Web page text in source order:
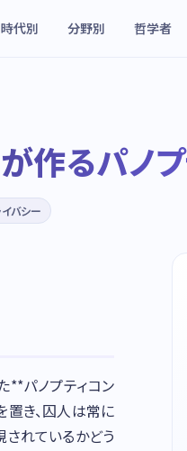
時代別 分野別 哲学者
作るパノ
バシー
**パノプティコン
き、囚人は常に
されているかどう